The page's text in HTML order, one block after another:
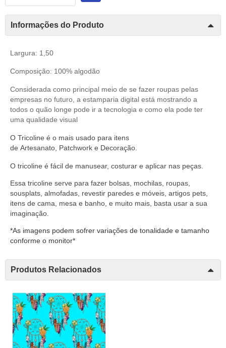
Informações do Produto
Largura: 1,50
Composição: 100% algodão
Considerada como principal meio de se fazer roupas pelas
empresas no futuro, a estamparia digital está mostrando a
todos o quão longe pode ir a tecnologia e como ela pode ter
uma qualidade visual
O Tricoline é o mais usado para itens
de Artesanato Patchwork e Decoração
O tricoline é fácil de manusear, costurar e aplicar nas peças.
Essa tricoline serve para fazer bolsas, mochilas, roupas,
sousplats, almofadas, revestir paredes e móveis, artigos pets,
itens de cama, mesa e banho, e muito mais, basta usar a sua
imaginação.
*As imagens podem sofrer variações de tonalidade e tamanho
conforme o monitor*
Produtos Relacionados